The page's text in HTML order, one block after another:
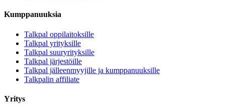
Kumppanuuksia
Talkpal oppilaitoksille
Talkpal yrityksille
Talkpal suuryrityksille
Talkpal järjestöille
Talkpal jälleenmyyjille ja kumppanuuksille
Talkpalin affiliate
Yritys